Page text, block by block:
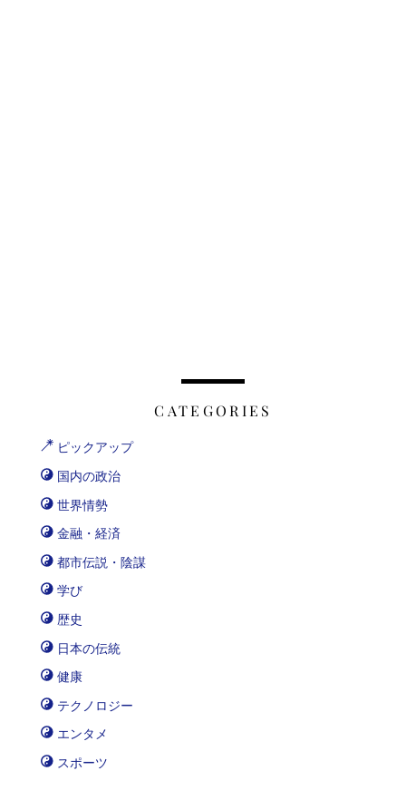
CATEGORIES
ピックアップ
国内の政治
世界情勢
金融・経済
都市伝説・陰謀
学び
歴史
日本の伝統
健康
テクノロジー
エンタメ
スポーツ